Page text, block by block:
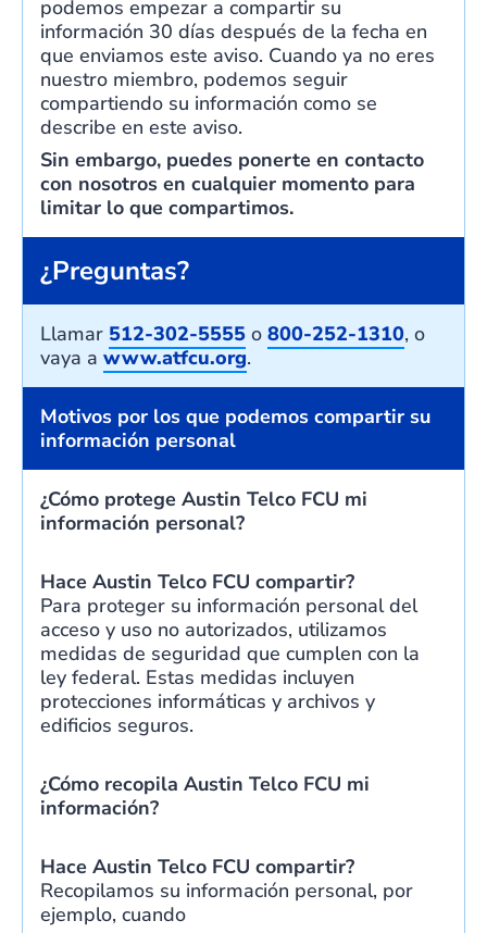
podemos empezar a compartir su
información 30 días después de la fecha en
que enviamos este aviso. Cuando ya no eres
nuestro miembro, podemos seguir
compartiendo su información como se
describe en este aviso.
Sin embargo, puedes ponerte en contacto
con nosotros en cualquier momento para
limitar lo que compartimos.
¿Preguntas?
Llamar 512-302-5555 o 800-252-1310, o
vaya a www.atfcu.org.
Motivos por los que podemos compartir su
información personal
¿Cómo protege Austin Telco FCU mi
información personal?
Hace Austin Telco FCU compartir?
Para proteger su información personal del
acceso y uso no autorizados, utilizamos
medidas de seguridad que cumplen con la
ley federal. Estas medidas incluyen
protecciones informáticas y archivos y
edificios seguros.
¿Cómo recopila Austin Telco FCU mi
información?
Hace Austin Telco FCU compartir?
Recopilamos su información personal, por
ejemplo, cuando